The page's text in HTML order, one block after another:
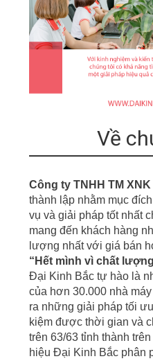
Về
Công ty TNHH TM
thành lập nhằm mục
vụ và giải pháp tốt nhất
mang đến khách hàng
lượng nhất với giá bán
“ Hết mình vì chất
Đại Kinh Bắc tự hào là
của hơn 30.000 nhà máy
ra những giải pháp tối
kiệm được thời gian và
trên 63/63 tỉnh thành tr
hiệu Đại Kinh Bắc phân